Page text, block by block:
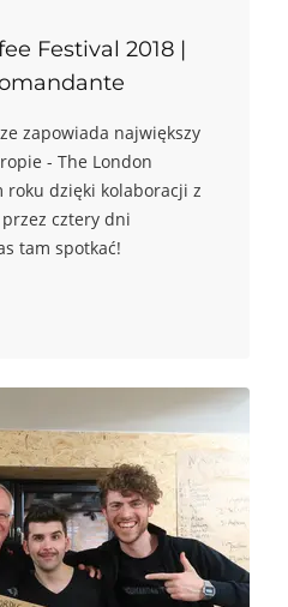
Festival 2018 |
zapowiada największy
- The London
roku dzięki kolaboracji z
cztery dni
tam spotkać!